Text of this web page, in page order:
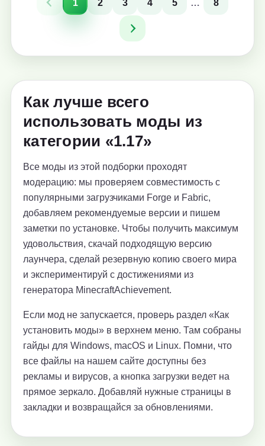
1 2 3 4 5 … 8
Как лучше всего
использовать моды из
категории «1.17»
Все моды из этой подборки проходят
модерацию: мы проверяем совместимость с
популярными загрузчиками Forge и Fabric,
добавляем рекомендуемые версии и пишем
заметки по установке. Чтобы получить максимум
удовольствия, скачай подходящую версию
лаунчера, сделай резервную копию своего мира
и экспериментируй с достижениями из
генератора MinecraftAchievement.
Если мод не запускается, проверь раздел «Как
установить моды» в верхнем меню. Там собраны
гайды для Windows, macOS и Linux. Помни, что
все файлы на нашем сайте доступны без
рекламы и вирусов, а кнопка загрузки ведет на
прямое зеркало. Добавляй нужные страницы в
закладки и возвращайся за обновлениями.